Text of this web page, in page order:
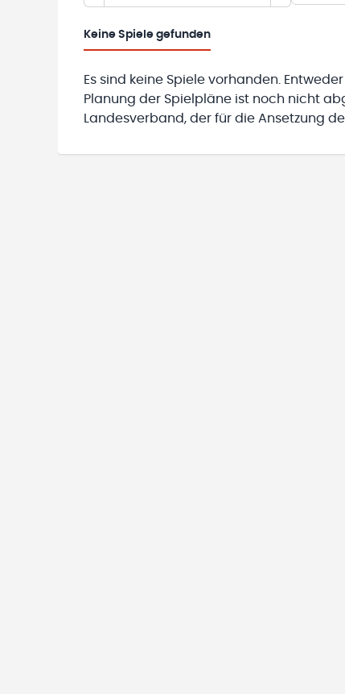
Keine Spiele gefunden
Es sind keine Spiele vorhanden.
Planung der Spielpläne ist noch nicht
Landesverband, der für die Ansetzung